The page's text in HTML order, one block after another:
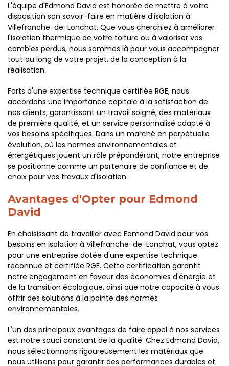
L'équipe d'Edmond David est honorée de mettre à votre
disposition son savoir-faire en matière d'isolation à
Villefranche-de-Lonchat. Que vous cherchiez à améliorer
l'isolation thermique de votre toiture ou à valoriser vos
combles perdus, nous sommes là pour vous accompagner
tout au long de votre projet, de la conception à la
réalisation.
Forts d'une expertise technique certifiée RGE, nous
accordons une importance capitale à la satisfaction de
nos clients, garantissant un travail soigné, des matériaux
de première qualité, et un service personnalisé adapté à
vos besoins spécifiques. Dans un marché en perpétuelle
évolution, où les normes environnementales et
énergétiques jouent un rôle prépondérant, notre entreprise
se positionne comme un partenaire de confiance et de
choix pour vos travaux d'isolation.
Avantages d'Opter pour Edmond
David
En choisissant de travailler avec Edmond David pour vos
besoins en isolation à Villefranche-de-Lonchat, vous optez
pour une entreprise dotée d'une expertise technique
reconnue et certifiée RGE. Cette certification garantit
notre engagement en faveur des économies d'énergie et
de la transition écologique, ainsi que notre capacité à vous
offrir des solutions à la pointe des normes
environnementales.
L'un des principaux avantages de faire appel à nos services
est notre souci constant de la qualité. Chez Edmond David,
nous sélectionnons rigoureusement les matériaux que
nous utilisons pour garantir des performances durables et